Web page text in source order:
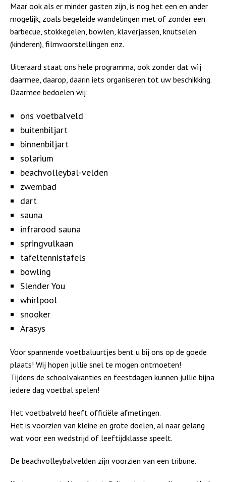
Maar ook als er minder gasten zijn, is nog het een en ander
mogelijk, zoals begeleide wandelingen met of zonder een
barbecue, stokkegelen, bowlen, klaverjassen, knutselen
(kinderen), filmvoorstellingen enz.
Uiteraard staat ons hele programma, ook zonder dat wìj
daarmee, daarop, daarin iets organiseren tot uw beschikking.
Daarmee bedoelen wij:
ons voetbalveld
buitenbiljart
binnenbiljart
solarium
beachvolleybal-velden
zwembad
dart
sauna
infrarood sauna
springvulkaan
tafeltennistafels
bowling
Slender You
whirlpool
snooker
Arasys
Voor spannende voetbaluurtjes bent u bij ons op de goede
plaats! Wij hopen jullie snel te mogen ontmoeten!
Tijdens de schoolvakanties en feestdagen kunnen jullie bijna
iedere dag voetbal spelen!
Het voetbalveld heeft officiële afmetingen.
Het is voorzien van kleine en grote doelen, al naar gelang
wat voor een wedstrijd of leeftijdklasse speelt.
De beachvolleybalvelden zijn voorzien van een tribune.